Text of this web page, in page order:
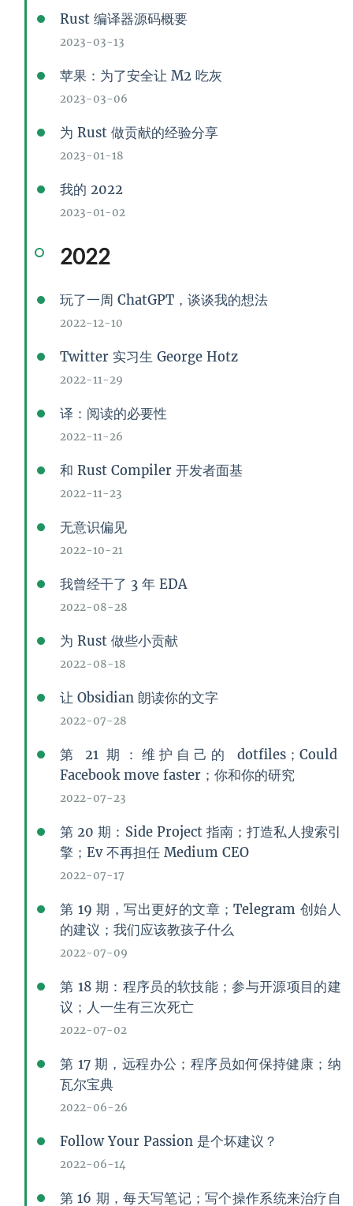
Rust 编译器源码概要
2023-03-13
苹果：为了安全让 M2 吃灰
2023-03-06
为 Rust 做贡献的经验分享
2023-01-18
我的 2022
2023-01-02
2022
玩了一周 ChatGPT，谈谈我的想法
2022-12-10
Twitter 实习生 George Hotz
2022-11-29
译：阅读的必要性
2022-11-26
和 Rust Compiler 开发者面基
2022-11-23
无意识偏见
2022-10-21
我曾经干了 3 年 EDA
2022-08-28
为 Rust 做些小贡献
2022-08-18
让 Obsidian 朗读你的文字
2022-07-28
第 21 期：维护自己的 dotfiles；Could
Facebook move faster；你和你的研究
2022-07-23
第 20 期：Side Project 指南；打造私人搜索引
擎；Ev 不再担任 Medium CEO
2022-07-17
第 19 期，写出更好的文章；Telegram 创始人
的建议；我们应该教孩子什么
2022-07-09
第 18 期：程序员的软技能；参与开源项目的建
议；人一生有三次死亡
2022-07-02
第 17 期，远程办公；程序员如何保持健康；纳
瓦尔宝典
2022-06-26
Follow Your Passion 是个坏建议？
2022-06-14
第 16 期，每天写笔记；写个操作系统来治疗自